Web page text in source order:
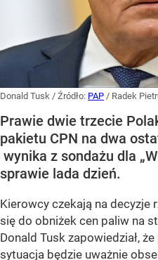
Donald Tusk / Źródło: PAP / Radek
Prawie dwie trzecie
pakietu CPN na dwa
wynika z sondażu dla
sprawie lada dzień.
Kierowcy czekają na decyzje
się do obniżek cen paliw na
Donald Tusk zapowiedział,
sytuacja będzie uważnie